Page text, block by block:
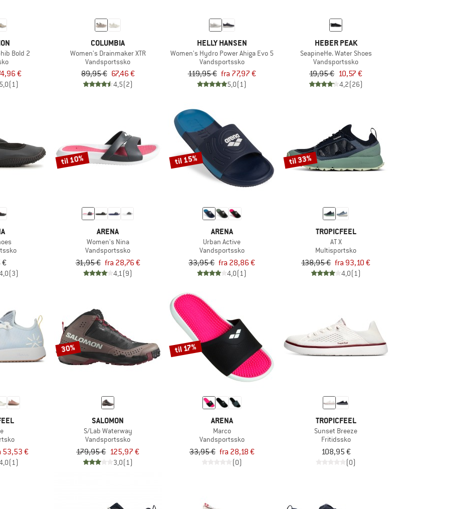
Bold 2
€
5,0(1)
COLUMBIA
Women's Drainmaker XTR
Vandsportssko
89,95 € 67,46 €
4,5(2)
HELLY HANSEN
Women's Hydro Power Ahiga Evo 5
Vandsportssko
119,95 € fra 77,97 €
5,0(1)
HEBER PEAK
SeapineHe. Water Shoes
Vandsportssko
19,95 € 10,57 €
4,2(26)
€
(3)
til 10%
ARENA
Women's Nina
Vandsportssko
31,95 € fra 28,76 €
4,1(9)
til 15%
ARENA
Urban Active
Vandsportssko
33,95 € fra 28,86 €
4,0(1)
til 33%
TROPICFEEL
AT X
Multisportsko
138,95 € fra 93,10 €
4,0(1)
53,53 €
(1)
30%
SALOMON
S/Lab Waterway
Vandsportssko
179,95 € 125,97 €
3,0(1)
til 17%
ARENA
Marco
Vandsportssko
33,95 € fra 28,18 €
(0)
TROPICFEEL
Sunset Breeze
Fritidssko
108,95 €
(0)